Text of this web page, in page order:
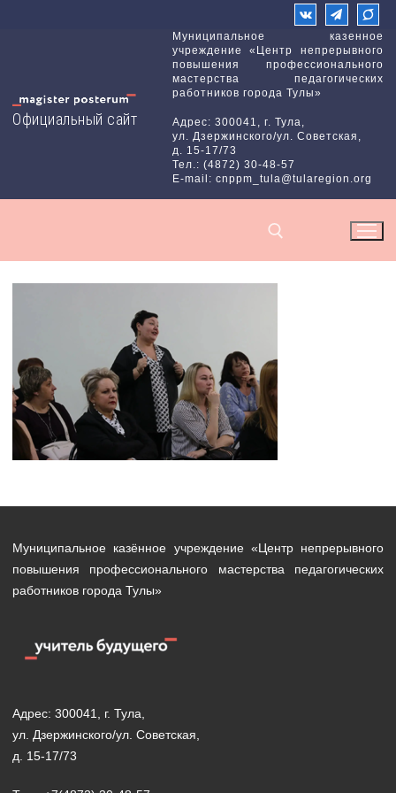
Официальный сайт
Муниципальное казенное
учреждение «Центр непрерывного
повышения профессионального
мастерства педагогических
работников города Тулы»
Адрес: 300041, г. Тула,
ул. Дзержинского/ул. Советская,
д. 15-17/73
Тел.: (4872) 30-48-57
E-mail: cnppm_tula@tularegion.org
Муниципальное казённое учреждение «Центр непрерывного
повышения профессионального мастерства педагогических
работников города Тулы»
Адрес: 300041, г. Тула,
ул. Дзержинского/ул. Советская,
д. 15-17/73